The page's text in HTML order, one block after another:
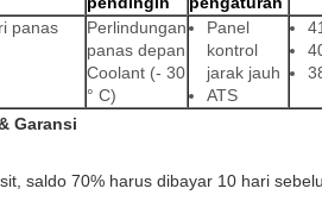
panas
Perlindungan
panas depan
Coolant (- 30
° C)
Panel
kontrol
jarak jauh
ATS
Garansi
saldo 70% harus dibayar 10 hari